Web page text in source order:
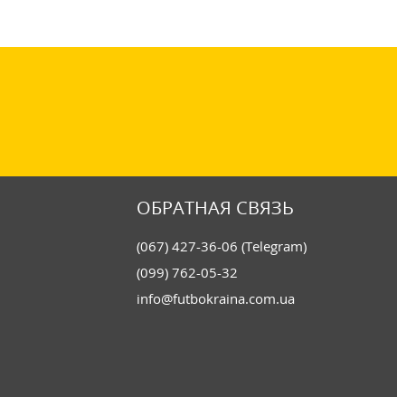
ОБРАТНАЯ СВЯЗЬ
(067) 427-36-06 (Telegram)
(099) 762-05-32
info@futbokraina.com.ua